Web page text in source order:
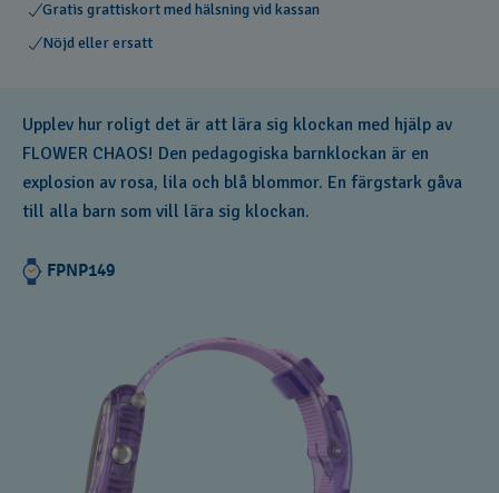
Gratis grattiskort med hälsning vid kassan
Nöjd eller ersatt
Upplev hur roligt det är att lära sig klockan med hjälp av
FLOWER CHAOS! Den pedagogiska barnklockan är en
explosion av rosa, lila och blå blommor. En färgstark gåva
till alla barn som vill lära sig klockan.
FPNP149